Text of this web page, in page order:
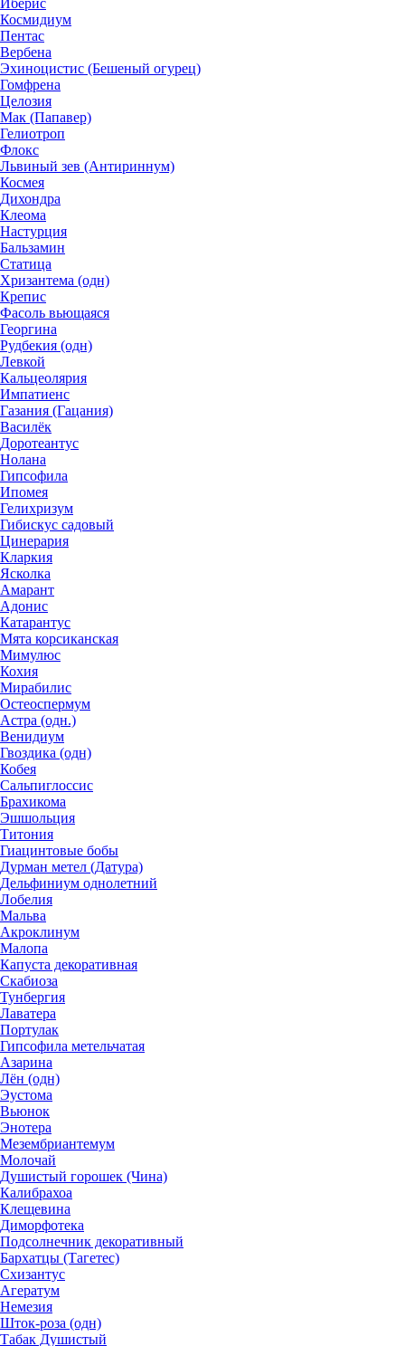
Иберис
Космидиум
Пентас
Вербена
Эхиноцистис (Бешеный огурец)
Гомфрена
Целозия
Мак (Папавер)
Гелиотроп
Флокс
Львиный зев (Антириннум)
Космея
Дихондра
Клеома
Настурция
Бальзамин
Статица
Хризантема (одн)
Крепис
Фасоль вьющаяся
Георгина
Рудбекия (одн)
Левкой
Кальцеолярия
Импатиенс
Газания (Гацания)
Василёк
Доротеантус
Нолана
Гипсофила
Ипомея
Гелихризум
Гибискус садовый
Цинерария
Кларкия
Ясколка
Амарант
Адонис
Катарантус
Мята корсиканская
Мимулюс
Кохия
Мирабилис
Остеоспермум
Астра (одн.)
Венидиум
Гвоздика (одн)
Кобея
Сальпиглоссис
Брахикома
Эшшольция
Титония
Гиацинтовые бобы
Дурман метел (Датура)
Дельфиниум однолетний
Лобелия
Мальва
Акроклинум
Малопа
Капуста декоративная
Скабиоза
Тунбергия
Лаватера
Портулак
Гипсофила метельчатая
Азарина
Лён (одн)
Эустома
Вьюнок
Энотера
Мезембриантемум
Молочай
Душистый горошек (Чина)
Калибрахоа
Клещевина
Диморфотека
Подсолнечник декоративный
Бархатцы (Тагетес)
Схизантус
Агератум
Немезия
Шток-роза (одн)
Табак Душистый